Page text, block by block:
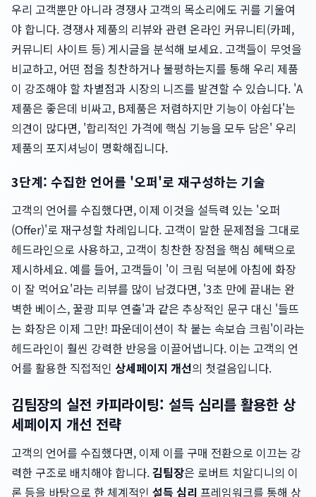
우리 고객뿐만 아니라 경쟁사 고객의 목소리에도 귀를 기울여
야 합니다. 경쟁사 제품의 리뷰와 관련 온라인 커뮤니티(카페,
커뮤니티 사이트 등) 게시글을 분석해 보세요. 고객들이 무엇을
비교하고, 어떤 점을 칭찬하거나 불평하는지를 통해 우리 제품
이 강조해야 할 차별점과 시장의 니즈를 발견할 수 있습니다. 'A
제품은 좋은데 비싸고, B제품은 저렴하지만 기능이 아쉽다'는
의견이 많다면, '합리적인 가격에 핵심 기능을 모두 담은' 우리
제품의 포지셔닝이 명확해집니다.
3단계: 수집한 언어를 '오퍼'로 재구성하는 기술
고객의 언어를 수집했다면, 이제 이것을 설득력 있는 '오퍼
(Offer)'로 재구성할 차례입니다. 고객이 말한 문제점을 그대로
헤드라인으로 사용하고, 고객이 칭찬한 장점을 핵심 혜택으로
제시하세요. 예를 들어, 고객들이 '이 크림 덕분에 아침에 화장
이 잘 먹어요'라는 리뷰를 많이 남겼다면, '3초 만에 끝내는 완
벽한 베이스, 꿀광 피부 연출'과 같은 추상적인 문구 대신 '들뜨
는 화장은 이제 그만! 파운데이션이 착 붙는 속보습 크림'이라는
헤드라인이 훨씬 강력한 반응을 이끌어냅니다. 이는 고객의 언
어를 활용한 직접적인 상세페이지 개선의 첫걸음입니다.
김팀장의 실전 카피라이팅: 설득 심리를 활용한 상
세페이지 개선 전략
고객의 언어를 수집했다면, 이제 이를 구매 전환으로 이끄는 강
력한 구조로 배치해야 합니다.김팀장은 로버트 치알디니의 이
론 등을 바탕으로 한 체계적인 설득 심리 프레임워크를 통해 상